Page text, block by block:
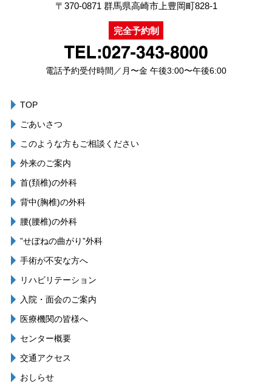
〒370-0871 群馬県高崎市上豊岡町828-1
完全予約制
電話予約受付時間／月〜金 午後3:00〜午後6:00
TOP
ごあいさつ
このような方もご相談ください
外来のご案内
首(頚椎)の外科
背中(胸椎)の外科
腰(腰椎)の外科
”せぼねの曲がり”外科
手術が不安な方へ
リハビリテーション
入院・面会のご案内
医療機関の皆様へ
センター概要
交通アクセス
おしらせ